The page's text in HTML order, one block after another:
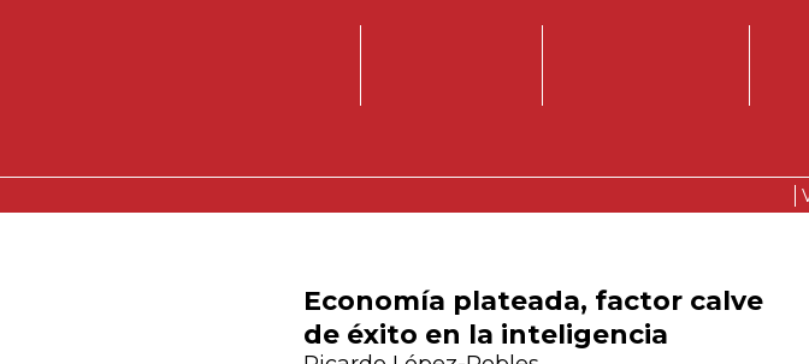
Economía plateada, factor calve
de éxito en la inteligencia